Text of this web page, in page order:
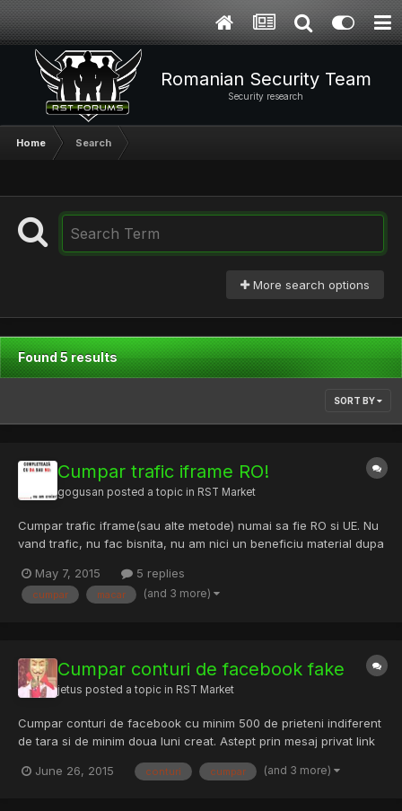
Romanian Security Team
Security research
Home Search
More search options
Found 5 results
SORT BY
Cumpar trafic iframe RO!
gogusan posted a topic in RST Market
Cumpar trafic iframe(sau alte metode) numai sa fie RO si UE. Nu
vand trafic, nu fac bisnita, nu am nici un beneficiu material dupa
vreau pe langa actualul. Cerinte: - RO (macar 40%) - UE & USA
only - 40-100k minim pe zi - durata minim...
May 7, 2015 5 replies
cumpar macar (and 3 more)
Cumpar conturi de facebook fake
jetus posted a topic in RST Market
Cumpar conturi de facebook cu minim 500 de prieteni indiferent
de tara si de minim doua luni creat. Astept prin mesaj privat link
June 26, 2015
conturi cumpar (and 3 more)